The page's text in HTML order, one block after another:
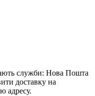
служби: Нова Пошта
доставку на
адресу.